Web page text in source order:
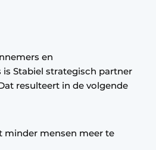
en
Stabiel strategisch partner
resulteert in de volgende
minder mensen meer te